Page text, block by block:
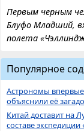
Первым черным
Блуфо Младший,
полета
Популярное
Астрономы впервые
объяснили её
Китай доставит на
составе экспедиции